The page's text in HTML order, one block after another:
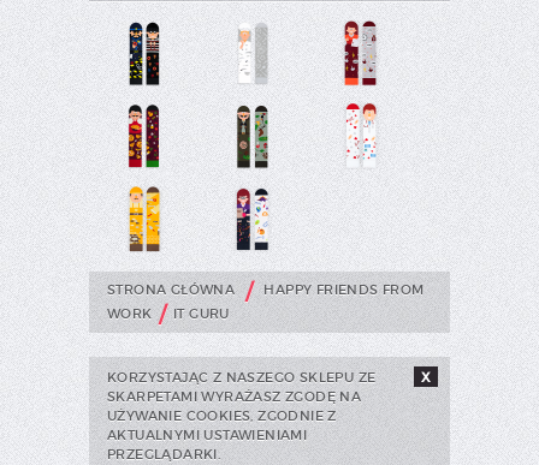
STRONA GŁÓWNA /
HAPPY FRIENDS FROM
WORK / IT GURU
KORZYSTAJĄC Z NASZEGO SKLEPU ZE
SKARPETAMI WYRAŻASZ ZGODĘ NA
UŻYWANIE COOKIES, ZGODNIE Z
AKTUALNYMI USTAWIENIAMI
PRZEGLĄDARKI.
X